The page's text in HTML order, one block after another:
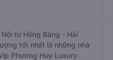
từ Hồng Bàng - Hải
tốt nhất là những nhà
Phương Huy Luxury.